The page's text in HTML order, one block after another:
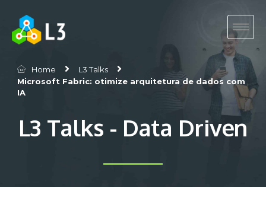
Home
L3 Talks
Microsoft Fabric: otimize arquitetura de dados com
IA
L3 Talks - Data Driven